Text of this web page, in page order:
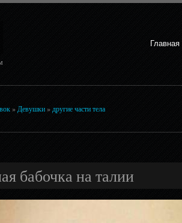
Главная
» Девушки» другие части тела
бабочка на талии